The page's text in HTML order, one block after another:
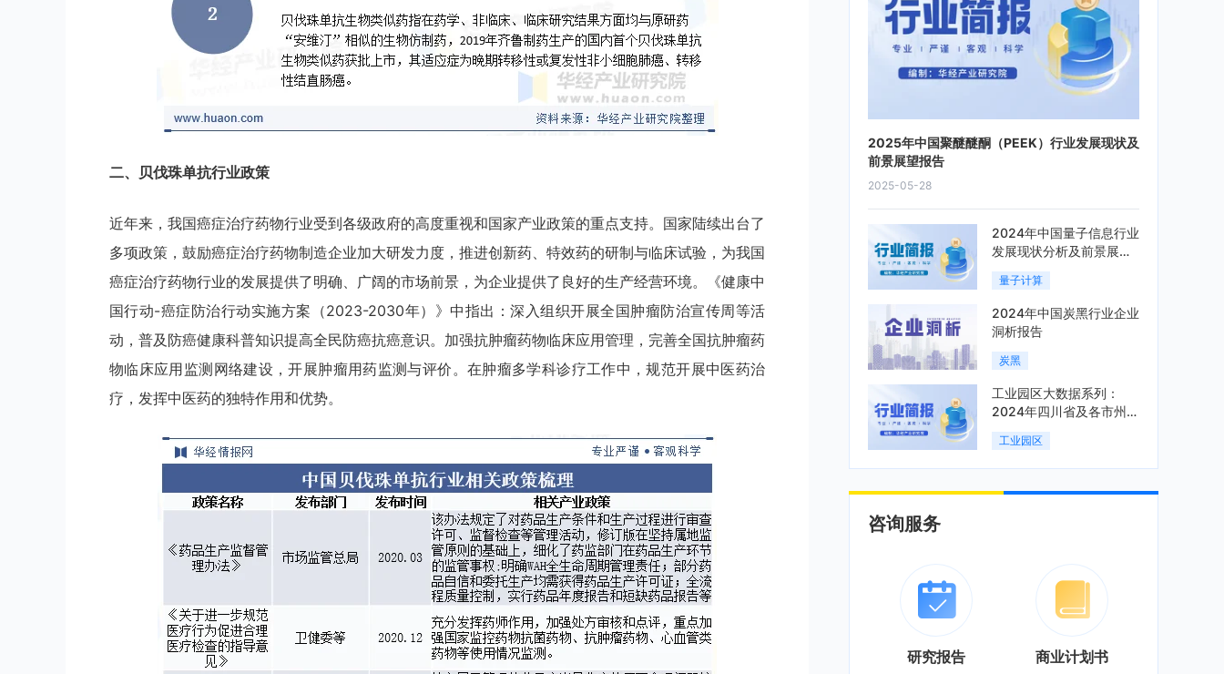
二、 贝伐珠单抗行业政策
近年来，我国癌症治疗药物行业受到各级政府的高度重视和国家产业政策的重点支持。国家陆续出台了
多项政策，鼓励癌症治疗药物制造企业加大研发力度，推进创新药、特效药的研制与临床试验，为我国
癌症治疗药物行业的发展提供了明确、广阔的市场前景，为企业提供了良好的生产经营环境。《健康中
国行动-癌症防治行动实施方案（2023-2030年）》中指出：深入组织开展全国肿瘤防治宣传周等活
动，普及防癌健康科普知识提高全民防癌抗癌意识。加强抗肿瘤药物临床应用管理，完善全国抗肿瘤药
物临床应用监测网络建设，开展肿瘤用药监测与评价。在肿瘤多学科诊疗工作中，规范开展中医药治
疗，发挥中医药的独特作用和优势。
2025年中国聚醚醚酮（PEEK）行业发展现状及
前景展望报告
2025-05-28
2024年中国量子信息行业
发展现状分析及前景展望
报告
量子计算
2024年中国炭黑行业企业
洞析报告
炭黑
工业园区大数据系列：
2024年四川省及各市州工
业园区全景洞析报告
工业园区
咨询服务
研究报告 商业计划书